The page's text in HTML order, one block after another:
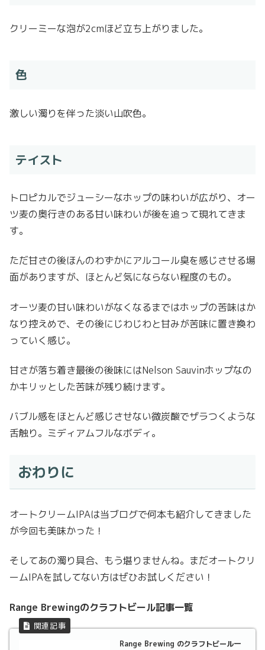
クリーミーな泡が2cmほど立ち上がりました。
色
激しい濁りを伴った淡い山吹色。
テイスト
トロピカルでジューシーなホップの味わいが広がり、オー
ツ麦の奥行きのある甘い味わいが後を追って現れてきま
す。
ただ甘さの後ほんのわずかにアルコール臭を感じさせる場
面がありますが、ほとんど気にならない程度のもの。
オーツ麦の甘い味わいがなくなるまではホップの苦味はか
なり控えめで、その後にじわじわと甘みが苦味に置き換わ
っていく感じ。
甘さが落ち着き最後の後味にはNelson Sauvinホップなの
かキリッとした苦味が残り続けます。
バブル感をほとんど感じさせない微炭酸でザラつくような
舌触り。ミディアムフルなボディ。
おわりに
オートクリームIPAは当ブログで何本も紹介してきました
が今回も美味かった！
そしてあの濁り具合、もう堪りませんね。まだオートクリ
ームIPAを試してない方はぜひお試しください！
Range Brewingのクラフトビール記事一覧
Range Brewing のクラフトビール一